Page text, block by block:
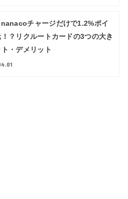
nanacoチャージだけで1.2%ポイ
？リクルートカードの3つの大き
・デメリット